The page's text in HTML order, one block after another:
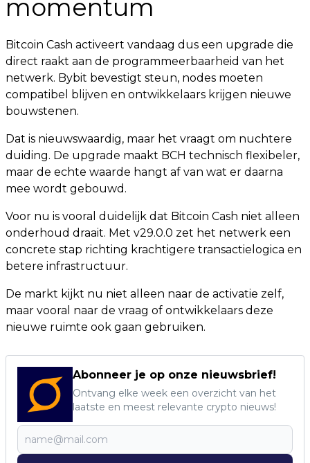
momentum
Bitcoin Cash activeert vandaag dus een upgrade die
direct raakt aan de programmeerbaarheid van het
netwerk. Bybit bevestigt steun, nodes moeten
compatibel blijven en ontwikkelaars krijgen nieuwe
bouwstenen.
Dat is nieuwswaardig, maar het vraagt om nuchtere
duiding. De upgrade maakt BCH technisch flexibeler,
maar de echte waarde hangt af van wat er daarna
mee wordt gebouwd.
Voor nu is vooral duidelijk dat Bitcoin Cash niet alleen
onderhoud draait. Met v29.0.0 zet het netwerk een
concrete stap richting krachtigere transactielogica en
betere infrastructuur.
De markt kijkt nu niet alleen naar de activatie zelf,
maar vooral naar de vraag of ontwikkelaars deze
nieuwe ruimte ook gaan gebruiken.
Abonneer je op onze nieuwsbrief!
Ontvang elke week een overzicht van het
laatste en meest relevante crypto nieuws!